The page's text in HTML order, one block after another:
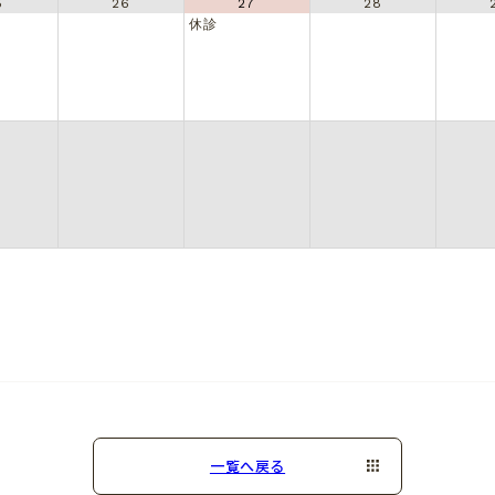
26
27
休診
28
一覧へ戻る